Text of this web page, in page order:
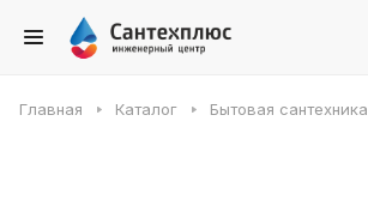
Главная Каталог Бытовая сантехника